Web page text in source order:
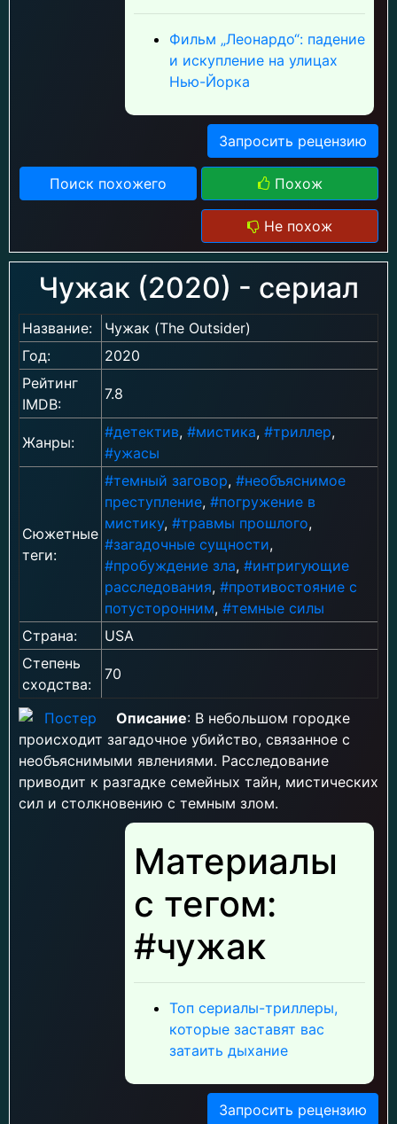
Фильм „Леонардо“: падение
и искупление на улицах
Нью-Йорка
Запросить рецензию
Поиск похожего Похож
Не похож
Чужак (2020) - сериал
Название:
Чужак (The Outsider)
Год:
2020
Рейтинг
IMDB:
7.8
Жанры:
#детектив, #мистика, #триллер,
#ужасы
Сюжетные
теги:
#темный заговор, #необъяснимое
преступление, #погружение в
мистику, #травмы прошлого,
#загадочные сущности,
#пробуждение зла, #интригующие
расследования, #противостояние с
потусторонним, #темные силы
Страна:
USA
Степень
сходства:
70
Описание: В небольшом городке
происходит загадочное убийство, связанное с
необъяснимыми явлениями. Расследование
приводит к разгадке семейных тайн, мистических
сил и столкновению с темным злом.
Материалы
с тегом:
#чужак
Топ сериалы-триллеры,
которые заставят вас
затаить дыхание
Запросить рецензию